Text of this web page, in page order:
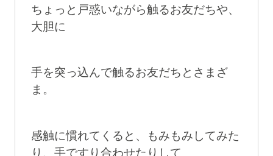
ちょっと戸惑いながら触るお友だちや、
大胆に
手を突っ込んで触るお友だちとさまざ
ま。
感触に慣れてくると、もみもみしてみた
り、手ですり合わせたりして